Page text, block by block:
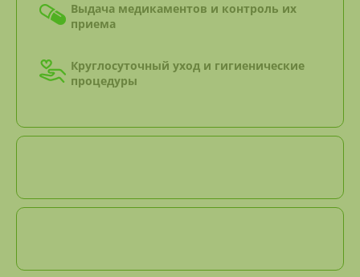
Выдача медикаментов и контроль их
приема
Круглосуточный уход и гигиенические
процедуры